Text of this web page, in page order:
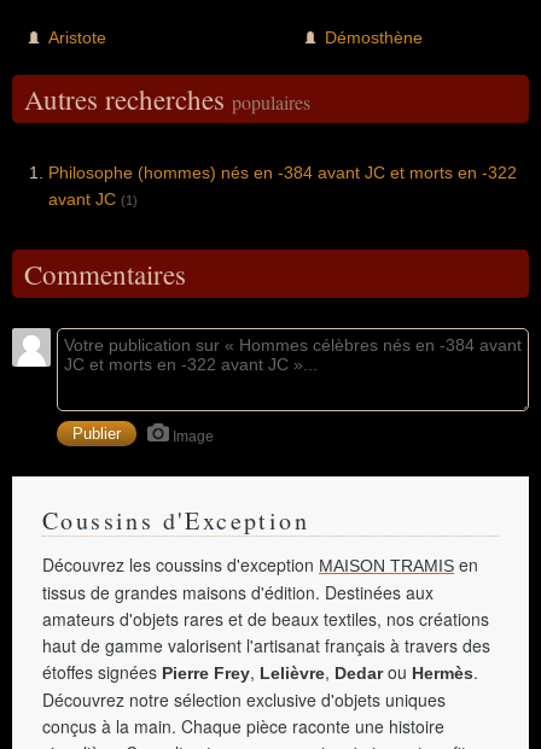
Aristote Démosthène
Autres recherches populaires
Philosophe (hommes) nés en -384 avant JC et morts en -322
avant JC (1)
Commentaires
Image
Coussins d'Exception
Découvrez les coussins d'exception MAISON TRAMIS en
tissus de grandes maisons d'édition. Destinées aux
amateurs d'objets rares et de beaux textiles, nos créations
haut de gamme valorisent l'artisanat français à travers des
étoffes signées Pierre Frey, Lelièvre, Dedarou Hermès.
Découvrez notre sélection exclusive d'objets uniques
conçus à la main. Chaque pièce raconte une histoire